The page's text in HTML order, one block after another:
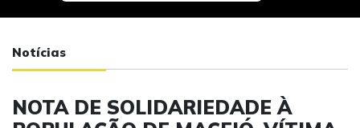
Notícias
NOTA DE SOLIDARIEDADE À